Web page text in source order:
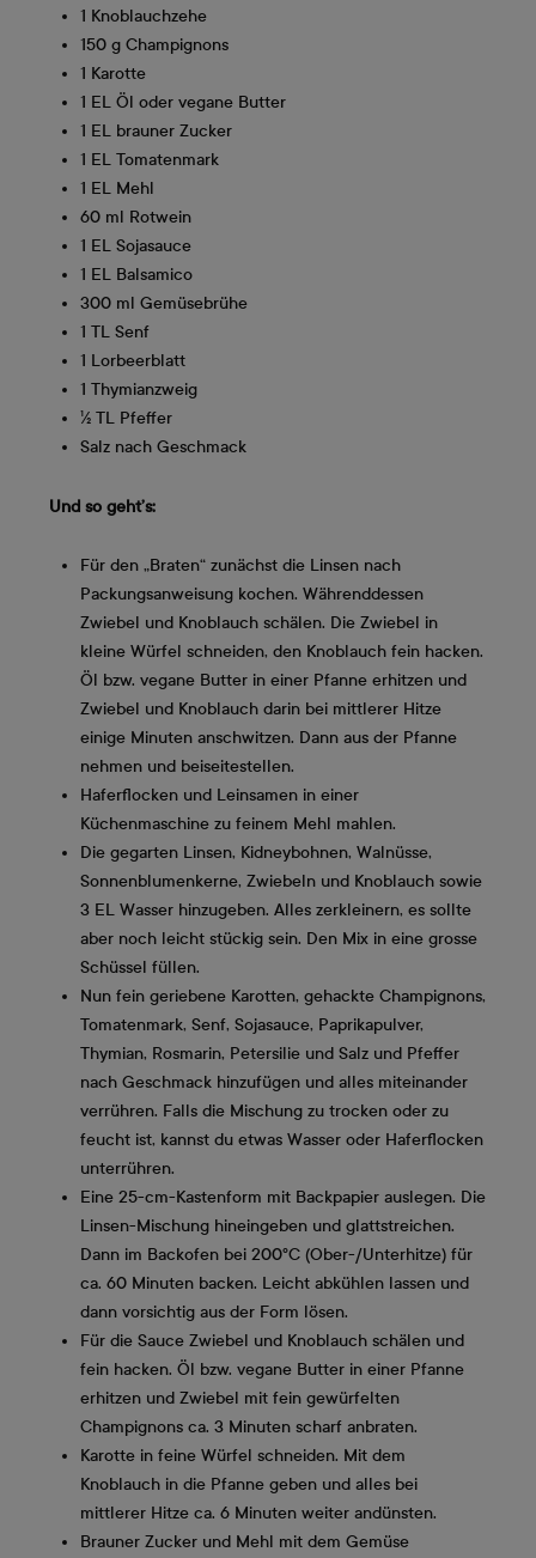
1 Knoblauchzehe
150 g Champignons
1 Karotte
1 EL Öl oder vegane Butter
1 EL brauner Zucker
1 EL Tomatenmark
1 EL Mehl
60 ml Rotwein
1 EL Sojasauce
1 EL Balsamico
300 ml Gemüsebrühe
1 TL Senf
1 Lorbeerblatt
1 Thymianzweig
½ TL Pfeffer
Salz nach Geschmack
Und so geht’s:
Für den „Braten“ zunächst die Linsen nach
Packungsanweisung kochen. Währenddessen
Zwiebel und Knoblauch schälen. Die Zwiebel in
kleine Würfel schneiden, den Knoblauch fein hacken.
Öl bzw. vegane Butter in einer Pfanne erhitzen und
Zwiebel und Knoblauch darin bei mittlerer Hitze
einige Minuten anschwitzen. Dann aus der Pfanne
nehmen und beiseitestellen.
Haferflocken und Leinsamen in einer
Küchenmaschine zu feinem Mehl mahlen.
Die gegarten Linsen, Kidneybohnen, Walnüsse,
Sonnenblumenkerne, Zwiebeln und Knoblauch sowie
3 EL Wasser hinzugeben. Alles zerkleinern, es sollte
aber noch leicht stückig sein. Den Mix in eine grosse
Schüssel füllen.
Nun fein geriebene Karotten, gehackte Champignons,
Tomatenmark, Senf, Sojasauce, Paprikapulver,
Thymian, Rosmarin, Petersilie und Salz und Pfeffer
nach Geschmack hinzufügen und alles miteinander
verrühren. Falls die Mischung zu trocken oder zu
feucht ist, kannst du etwas Wasser oder Haferflocken
unterrühren.
Eine 25-cm-Kastenform mit Backpapier auslegen. Die
Linsen-Mischung hineingeben und glattstreichen.
Dann im Backofen bei 200°C (Ober-/Unterhitze) für
ca. 60 Minuten backen. Leicht abkühlen lassen und
dann vorsichtig aus der Form lösen.
Für die Sauce Zwiebel und Knoblauch schälen und
fein hacken. Öl bzw. vegane Butter in einer Pfanne
erhitzen und Zwiebel mit fein gewürfelten
Champignons ca. 3 Minuten scharf anbraten.
Karotte in feine Würfel schneiden. Mit dem
Knoblauch in die Pfanne geben und alles bei
mittlerer Hitze ca. 6 Minuten weiter andünsten.
Brauner Zucker und Mehl mit dem Gemüse